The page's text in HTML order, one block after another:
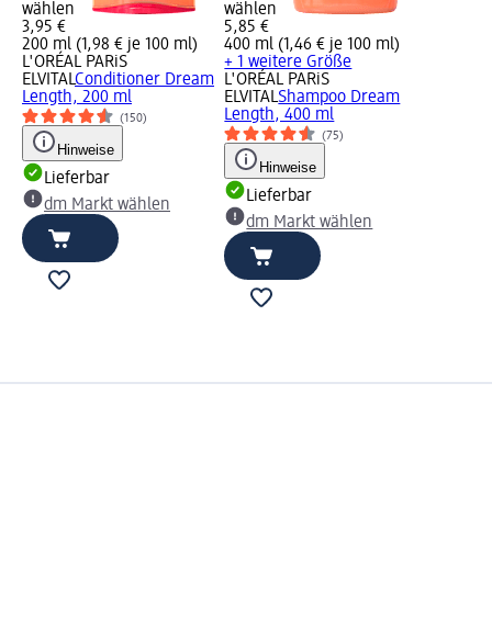
wählen
3,95 €
200 ml (1,98 € je 100 ml)
L'ORÉAL PARiS
ELVITALConditioner Dream
Length, 200 ml
(150)
Hinweise
Lieferbar
dm Markt wählen
wählen
5,85 €
400 ml (1,46 € je 100 ml)
+ 1 weitere Größe
L'ORÉAL PARiS
ELVITALShampoo Dream
Length, 400 ml
(75)
Hinweise
Lieferbar
dm Markt wählen